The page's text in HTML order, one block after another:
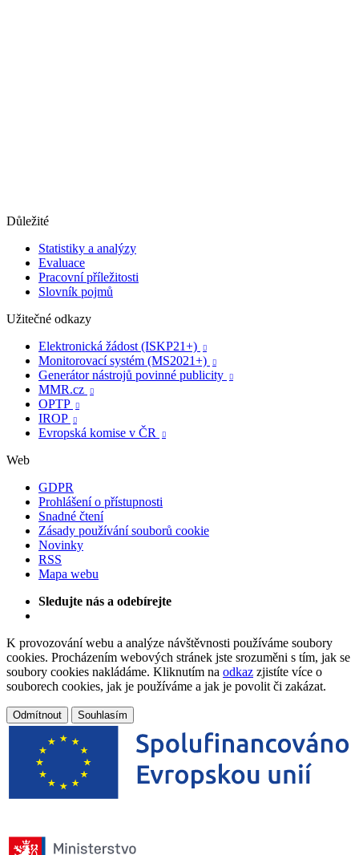
Důležité
Statistiky a analýzy
Evaluace
Pracovní příležitosti
Slovník pojmů
Užitečné odkazy
Elektronická žádost (ISKP21+)

Monitorovací systém (MS2021+) 
Generátor nástrojů povinné publicity 
MMR.cz 
OPTP 
IROP 
Evropská komise v ČR 
Web
GDPR
Prohlášení o přístupnosti
Snadné čtení
Zásady používání souborů cookie
Novinky
RSS
Mapa webu
Sledujte nás a odebírejte
K provozování webu a analýze návštěvnosti používáme soubory
cookies. Procházením webových stránek jste srozuměni s tím, jak se
soubory cookies nakládáme. Kliknutím na odkaz zjistíte více o
souborech cookies, jak je používáme a jak je povolit či zakázat.
Odmítnout Souhlasím